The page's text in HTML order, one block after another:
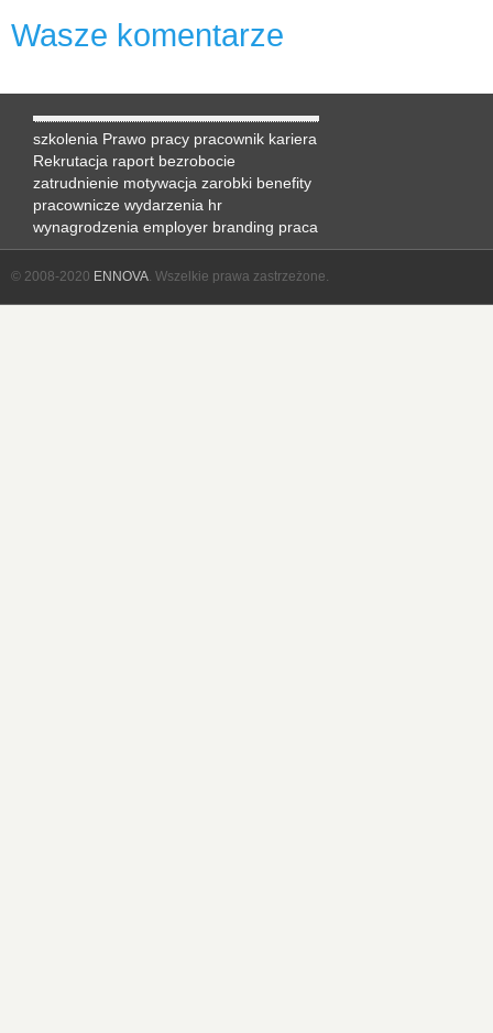
Wasze komentarze
szkolenia Prawo pracy pracownik kariera
Rekrutacja raport bezrobocie
zatrudnienie motywacja zarobki benefity
pracownicze wydarzenia hr
wynagrodzenia employer branding praca
© 2008-2020 ENNOVA. Wszelkie prawa zastrzeżone.